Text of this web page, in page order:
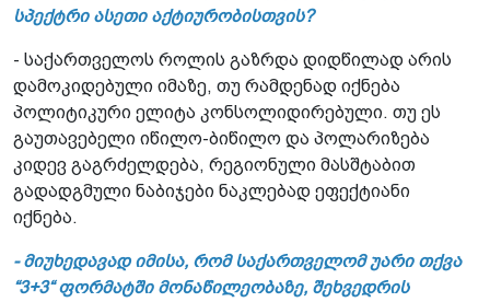
სპექტრი ასეთი აქტიურობისთვის?
- საქართველოს როლის გაზრდა დიდწილად არის
დამოკიდებული იმაზე, თუ რამდენად იქნება
პოლიტიკური ელიტა კონსოლიდირებული. თუ ეს
გაუთავებელი იწილო-ბიწილო და პოლარიზება
კიდევ გაგრძელდება, რეგიონული მასშტაბით
გადადგმული ნაბიჯები ნაკლებად ეფექტიანი
იქნება.
- მიუხედავად იმისა, რომ საქართველომ უარი თქვა
“3+3“ ფორმატში მონაწილეობაზე, შეხვედრის